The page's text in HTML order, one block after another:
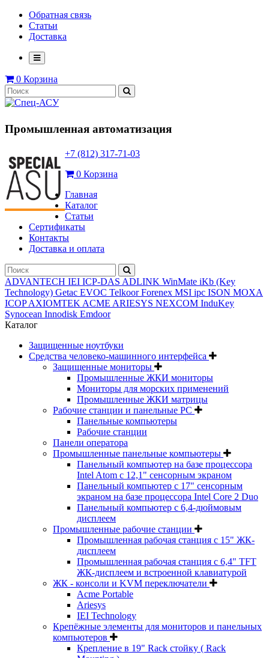
Обратная связь
Статьи
Доставка
0 Корзина
Промышленная автоматизация
+7 (812) 317-71-03
0 Корзина
Главная
Каталог
Статьи
Сертификаты
Контакты
Доставка и оплата
ADVANTECH IEI ICP-DAS ADLINK WinMate iKb (Key
Technology) Getac EVOC TelkoorForenex MSI ipc ISON MOXA
ICOPAXIOMTEK ACME ARIESYS NEXCOM InduKey
Synocean Innodisk Emdoor
Каталог
Защищенные ноутбуки
Средства человеко-машинного интерфейса
Защищенные мониторы
Промышленные ЖКИ мониторы
Мониторы для морских применений
Промышленные ЖКИ матрицы
Рабочие станции и панельные РС
Панельные компьютеры
Рабочие станции
Панели оператора
Промышленные панельные компьютеры
Панельный компьютер на базе процессора
Intel Atom с 12,1" сенсорным экраном
Панельный компьютер с 17" сенсорным
экраном на базе процессора Intel Core 2 Duo
Панельный компьютер с 6,4-дюймовым
дисплеем
Промышленные рабочие станции
Промышленная рабочая станция с 15" ЖК-
дисплеем
Промышленная рабочая станция с 6,4" TFT
ЖК-дисплеем и встроенной клавиатурой
ЖК - консоли и KVM переключатели
Acme Portable
Ariesys
IEI Technology
Крепёжные элементы для мониторов и панельных
компьютеров
Крепление в 19" Rack стойку ( Rack